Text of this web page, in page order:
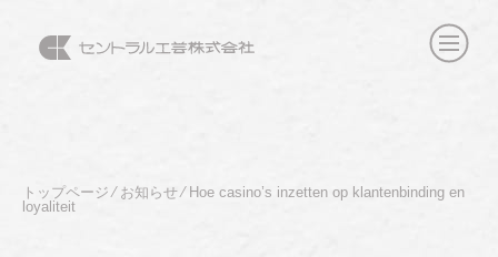
トップページ⁄ お知らせ⁄ Hoe casino’s inzetten op klantenbinding en
loyaliteit